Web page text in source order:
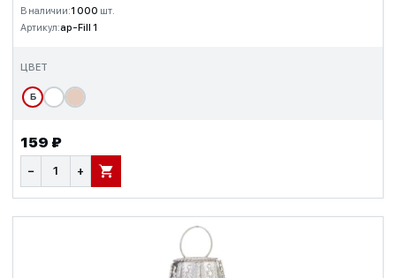
В наличии:1 000 шт.
Артикул:ap-Fill 1
ЦВЕТ
Б
159 ₽
− + В КОРЗИНУ